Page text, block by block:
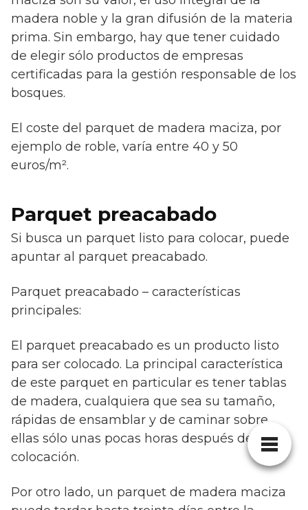
madera noble y la gran difusión de la materia
prima. Sin embargo, hay que tener cuidado
de elegir sólo productos de empresas
certificadas para la gestión responsable de los
bosques.
El coste del parquet de madera maciza, por
ejemplo de roble, varía entre 40 y 50
euros/m².
Parquet preacabado
Si busca un parquet listo para colocar, puede
apuntar al parquet preacabado.
Parquet preacabado – características
principales:
El parquet preacabado es un producto listo
para ser colocado. La principal característica
de este parquet en particular es tener tablas
de madera, cualquiera que sea su tamaño,
rápidas de ensamblar y de caminar sobre
ellas sólo unas pocas horas después de su
colocación.
Por otro lado, un parquet de madera maciza